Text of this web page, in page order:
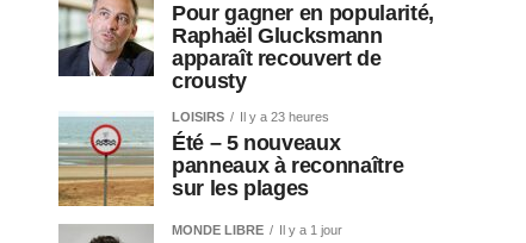
Pour gagner en popularité,
Raphaël Glucksmann
apparaît recouvert de
crousty
LOISIRS Il y a 23 heures
Été – 5 nouveaux
panneaux à reconnaître
sur les plages
MONDE LIBRE Il y a 1 jour